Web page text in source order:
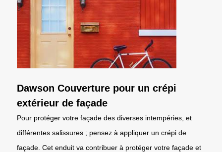
Dawson Couverture pour un crépi
extérieur de façade
Pour protéger votre façade des diverses intempéries, et
différentes salissures ; pensez à appliquer un crépi de
façade. Cet enduit va contribuer à protéger votre façade et